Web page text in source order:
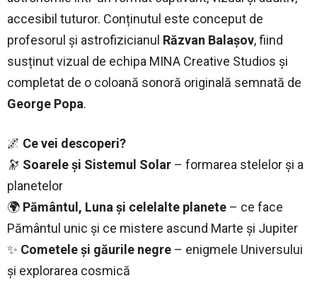
accesibil tuturor. Conținutul este conceput de
profesorul și astrofizicianul Răzvan Balașov, fiind
susținut vizual de echipa MINA Creative Studios și
completat de o coloană sonoră originală semnată de
George Popa.
🌌 Ce vei descoperi?
🔭 Soarele și Sistemul Solar – formarea stelelor și a
planetelor
🌍 Pământul, Luna și celelalte planete – ce face
Pământul unic și ce mistere ascund Marte și Jupiter
✨ Cometele și găurile negre – enigmele Universului
și explorarea cosmică